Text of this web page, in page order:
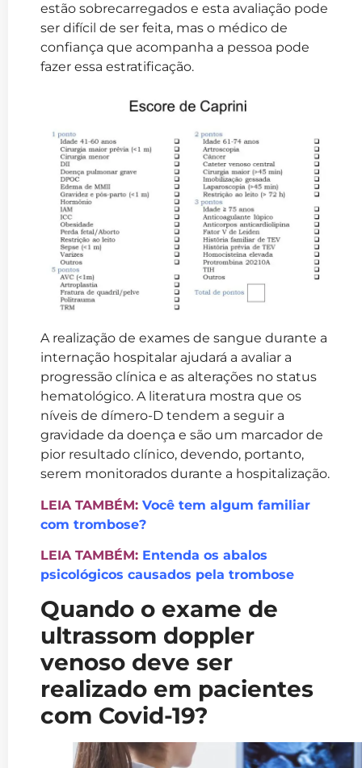
estão sobrecarregados e esta avaliação pode
ser difícil de ser feita, mas o médico de
confiança que acompanha a pessoa pode
fazer essa estratificação.
A realização de exames de sangue durante a
internação hospitalar ajudará a avaliar a
progressão clínica e as alterações no status
hematológico. A literatura mostra que os
níveis de dímero-D tendem a seguir a
gravidade da doença e são um marcador de
pior resultado clínico, devendo, portanto,
serem monitorados durante a hospitalização.
LEIA TAMBÉM: Você tem algum familiar
com trombose?
LEIA TAMBÉM: Entenda os abalos
psicológicos causados pela trombose
Quando o exame de
ultrassom doppler
venoso deve ser
realizado em pacientes
com Covid-19?